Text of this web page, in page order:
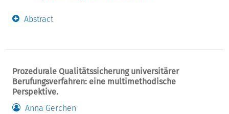
Abstract
Prozedurale Qualitätssicherung universitärer
Berufungsverfahren: eine multimethodische
Perspektive.
Anna Gerchen